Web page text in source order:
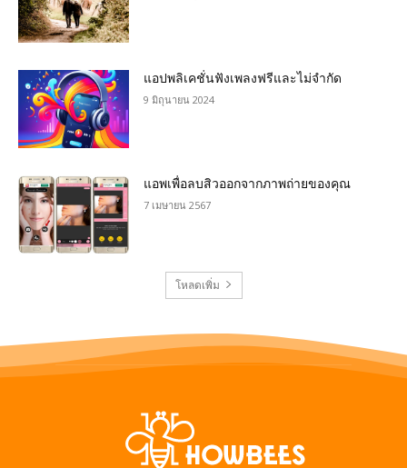
แอปพลิเคชั่นฟังเพลงฟรีและไม่จำกัด
9 มิถุนายน 2024
แอพเพื่อลบสิวออกจากภาพถ่ายของคุณ
7 เมษายน 2567
โหลดเพิ่ม